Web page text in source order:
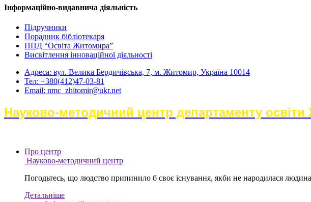
Інформаційно-видавнича діяльність
Підручники
Порадник бібліотекаря
ППД “Освіта Житомира”
Висвітлення інноваційної діяльності
Адреса: вул. Велика Бердичівська, 7, м. Житомир, Україна 10014
Тел: +380(412)47-03-81
Email: nmc_zhitomir@ukr.net
Науково-методичний центр департаменту освіти
Про центр
Науково-методичний центр
Погодьтесь, що людство припинило б своє існування, якби не народилася
Детальніше